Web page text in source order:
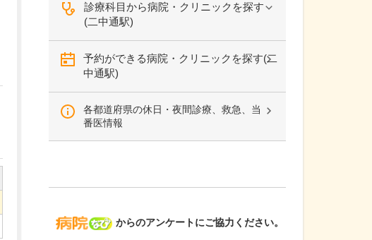
診療科目から病院・クリニックを探す
(二中通駅)
予約ができる病院・クリニックを探す(二
中通駅)
各都道府県の休日・夜間診療、救急、当
番医情報
病院なび
からのアンケートにご協力ください。